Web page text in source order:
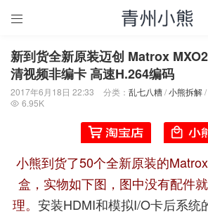

新到货全新原装迈创 Matrox
清视频非编卡 高速H.264编码
2017年6月18日 22:33 分类： 乱七八糟/小熊拆解/
 6.95K
小熊到货了50个全新原装的
盒，实物如下图，图中没有配件
理。 安装HDMI和模拟I/O卡后系统